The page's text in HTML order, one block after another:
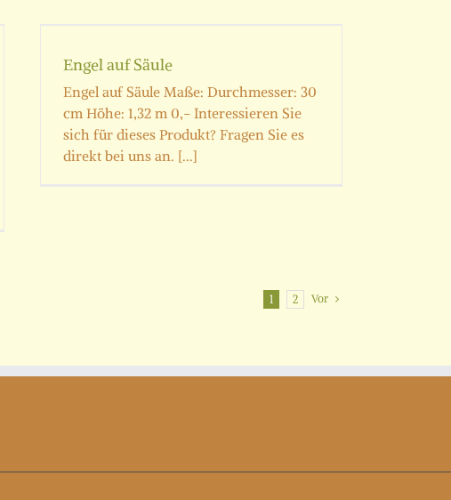
Engel auf Säule
Engel auf Säule Maße: Durchmesser: 30
cm Höhe: 1,32 m 0,- Interessieren Sie
sich für dieses Produkt? Fragen Sie es
direkt bei uns an. [...]
1 2 Vor